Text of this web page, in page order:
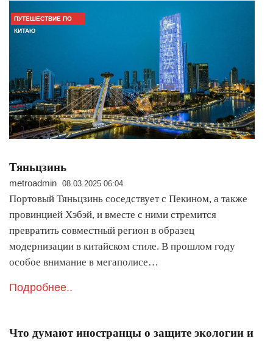
ПУТЕШЕСТВИЕ ПО
КИТАЮ
Тяньцзинь
metroadmin 08.03.2025 06:04
Портовый Тяньцзинь соседствует с Пекином, а также
провинцией Хэбэй, и вместе с ними стремится
превратить совместный регион в образец
модернизации в китайском стиле. В прошлом году
особое внимание в мегаполисе…
Подробнее..
Что думают иностранцы о защите экологии и